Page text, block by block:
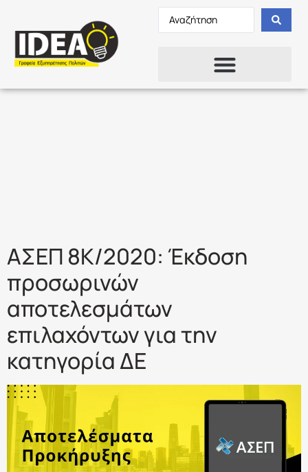
ΑΣΕΠ 8Κ/2020: Έκδοση
προσωρινών
αποτελεσμάτων
επιλαχόντων για την
κατηγορία ΔΕ